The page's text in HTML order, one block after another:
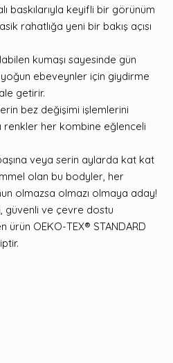
baskılarıyla keyifli bir görünüm
rahatlığa yeni bir bakış açısı
kumaşı sayesinde gün
ebeveynler için giydirme
getirir.
bez değişimi işlemlerini
renkler her kombine eğlenceli
veya serin aylarda kat kat
olan bu bodyler, her
olmazsa olmazı olmaya aday!
güvenli ve çevre dostu
ürün OEKO-TEX® STANDARD